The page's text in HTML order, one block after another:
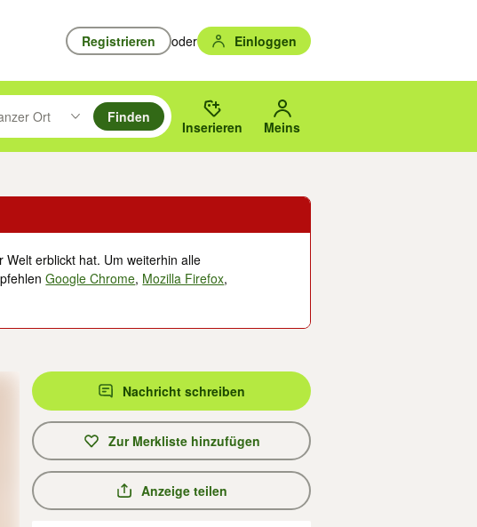
Registrieren oder Einloggen
oben/unten durchsuchen und mit Eingabetaste auswählen.
drücken um zu suchen, oder Vorschläge mit den Pfeiltasten nach oben/
Ort
im Umkreis des gewählten Orts oder PLZ.
Finden
Inserieren Meins
erblickt hat. Um weiterhin alle
Google Chrome, Mozilla Firefox,
Nachricht schreiben
Zur Merkliste hinzufügen
Anzeige teilen